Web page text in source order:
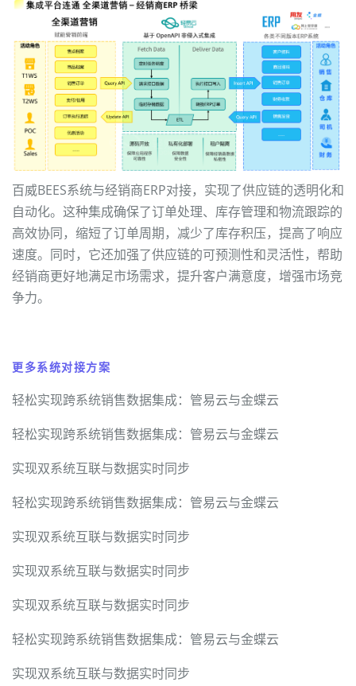
百威BEES系统与经销商ERP对接，实现了供应链的透明化和
自动化。这种集成确保了订单处理、库存管理和物流跟踪的
高效协同，缩短了订单周期，减少了库存积压，提高了响应
速度。同时，它还加强了供应链的可预测性和灵活性，帮助
经销商更好地满足市场需求，提升客户满意度，增强市场竞
争力。
更多系统对接方案
轻松实现跨系统销售数据集成：管易云与金蝶云
轻松实现跨系统销售数据集成：管易云与金蝶云
实现双系统互联与数据实时同步
轻松实现跨系统销售数据集成：管易云与金蝶云
实现双系统互联与数据实时同步
实现双系统互联与数据实时同步
实现双系统互联与数据实时同步
轻松实现跨系统销售数据集成：管易云与金蝶云
实现双系统互联与数据实时同步